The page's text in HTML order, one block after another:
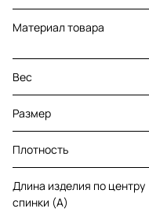
Материал товара
Вес
Размер
Плотность
Длина изделия по центру
спинки (A)